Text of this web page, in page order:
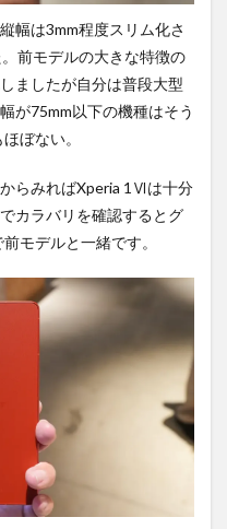
幅は3mm程度スリム化さ
前モデルの大きな特徴の
ましたが自分は普段大型
が75mm以下の機種はそう
ぼない。
らみればXperia 1Ⅵは十分
カラバリを確認するとグ
モデルと一緒です。